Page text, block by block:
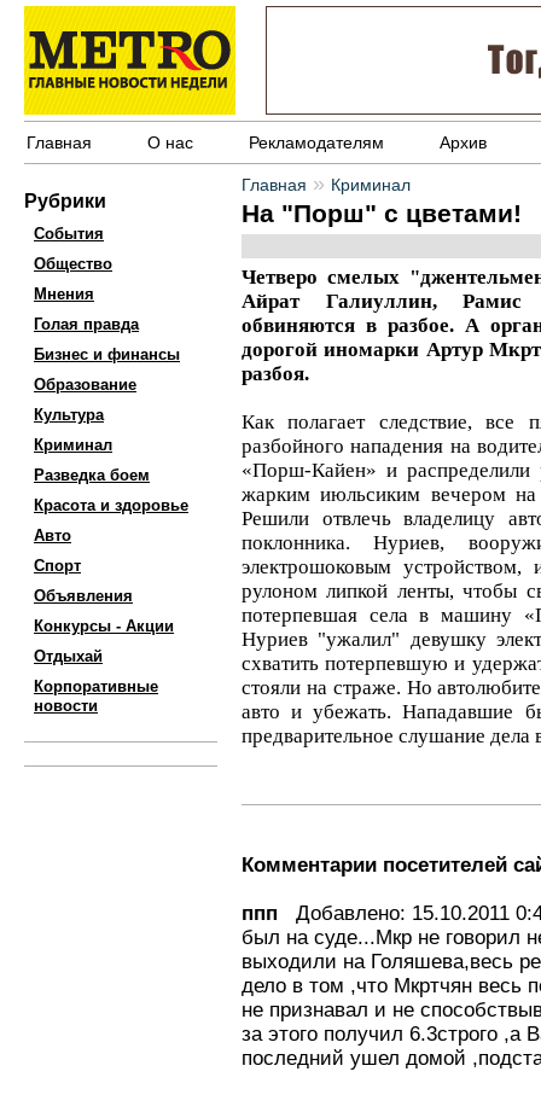
Главная О нас Рекламодателям Архив
Рубрики
События
Общество
Мнения
Голая правда
Бизнес и финансы
Образование
Культура
Криминал
Разведка боем
Красота и здоровье
Авто
Спорт
Объявления
Конкурсы - Акции
Отдыхай
Корпоративные
новости
Главная » Криминал
На "Порш" с цветами!
Четверо смелых
Айрат Галиуллин, Рамис
обвиняются в разбое. А
дорогой иномарки Артур
разбоя.
Как полагает следствие, все
разбойного нападения на
«Порш-Кайен» и
жарким июльсиким вечером
Решили отвлечь владелицу
поклонника. Нуриев,
электрошоковым
рулоном липкой ленты, чтобы
потерпевшая села в машину
Нуриев "ужалил" девушку
схватить потерпевшую и
стояли на страже. Но
авто и убежать. Нападавшие
предварительное слушание дела
Комментарии посетителей
ппп Добавлено: 15.10.2011
был на суде...Мкр не говорил
выходили на Голяшева,весь
дело в том ,что Мкртчян весь
не признавал и не
за этого получил 6.3строго ,а
последний ушел домой